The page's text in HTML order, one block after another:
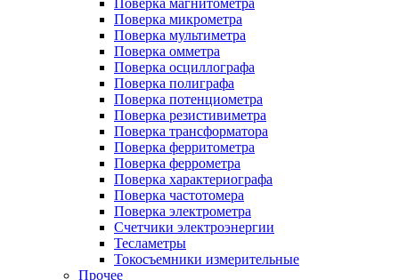
Поверка магнитометра
Поверка микрометра
Поверка мультиметра
Поверка омметра
Поверка осциллографа
Поверка полиграфа
Поверка потенциометра
Поверка резистивиметра
Поверка трансформатора
Поверка ферритометра
Поверка феррометра
Поверка характериографа
Поверка частотомера
Поверка электрометра
Счетчики электроэнергии
Тесламетры
Токосъемники измерительные
Прочее